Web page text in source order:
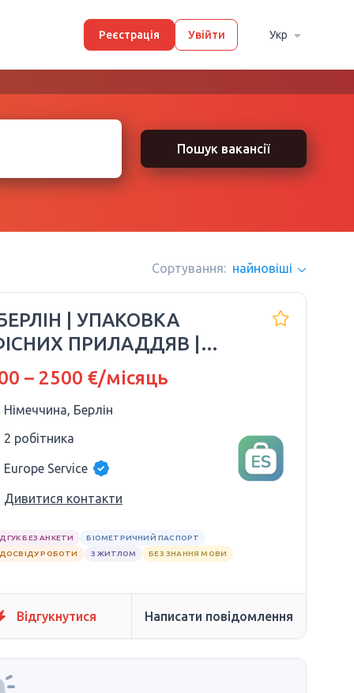
Реєстрація Увійти Укр
Пошук вакансії
Сортування: найновіші
| УПАКОВКА
ПРИЛАДДЯВ |
– 2500 €/місяць
Німеччина, Берлін
2 робітника
Europe Service
Дивитися контакти
БЕЗ АНКЕТИ
БІОМЕТРИЧНИЙ ПАСПОРТ
РОБОТИ
З ЖИТЛОМ БЕЗ ЗНАННЯ МОВИ
Відгукнутися Написати повідомлення